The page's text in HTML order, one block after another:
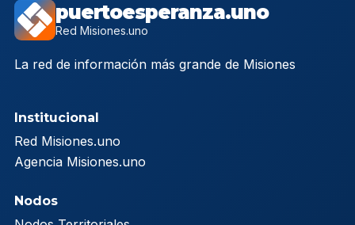
puertoesperanza.uno
Red Misiones.uno
La red de información más grande de Misiones
Institucional
Red Misiones.uno
Agencia Misiones.uno
Nodos